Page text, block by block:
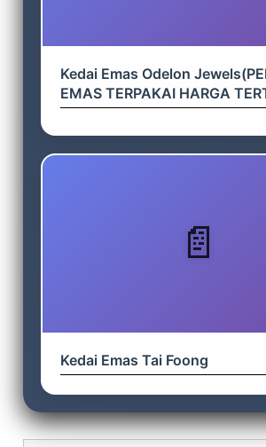
Kedai Emas Odelon
EMAS TERPAKAI HARGA
Kedai Emas Tai Foong